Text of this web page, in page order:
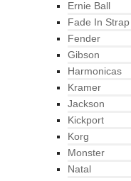
Ernie Ball
Fade In Strap
Fender
Gibson
Harmonicas
Kramer
Jackson
Kickport
Korg
Monster
Natal